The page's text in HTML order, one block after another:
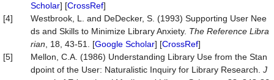
Scholar] [CrossRef]
[4]
Westbrook, L. and DeDecker, S. (1993) Supporting User Nee
ds and Skills to Minimize Library Anxiety. The Reference Libra
rian , 18, 43-51. [Google Scholar] [CrossRef]
[5]
Mellon, C.A. (1986) Understanding Library Use from the Stan
dpoint of the User: Naturalistic Inquiry for Library Research. J